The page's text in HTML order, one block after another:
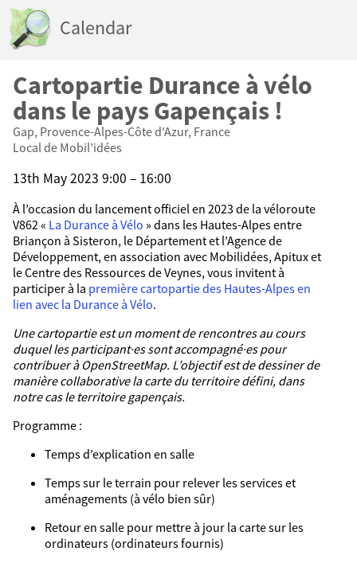
Calendar
Cartopartie Durance à vélo
dans le pays Gapençais !
Gap, Provence-Alpes-Côte d'Azur, France
Local de Mobil’idées
13th May 2023 9:00 – 16:00
À l’occasion du lancement officiel en 2023 de la véloroute
V862 « La Durance à Vélo » dans les Hautes-Alpes entre
Briançon à Sisteron, le Département et l’Agence de
Développement, en association avec Mobilidées, Apitux et
le Centre des Ressources de Veynes, vous invitent à
participer à la première cartopartie des Hautes-Alpes en
lien avec la Durance à Vélo.
Une cartopartie est un moment de rencontres au cours
duquel les participant·es sont accompagné·es pour
contribuer à OpenStreetMap. L’objectif est de dessiner de
manière collaborative la carte du territoire défini, dans
notre cas le territoire gapençais.
Programme :
Temps d’explication en salle
Temps sur le terrain pour relever les services et
aménagements (à vélo bien sûr)
Retour en salle pour mettre à jour la carte sur les
ordinateurs (ordinateurs fournis)